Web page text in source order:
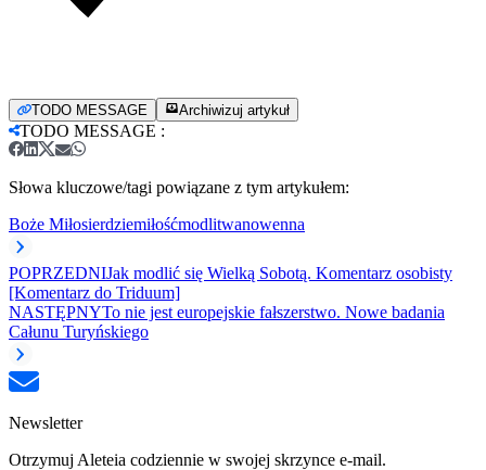
TODO MESSAGE Archiwizuj artykuł
TODO MESSAGE :
Słowa kluczowe/tagi powiązane z tym artykułem:
Boże Miłosierdziemiłośćmodlitwanowenna
POPRZEDNIJak modlić się Wielką Sobotą. Komentarz osobisty
[Komentarz do Triduum]
NASTĘPNYTo nie jest europejskie fałszerstwo. Nowe badania
Całunu Turyńskiego
Newsletter
Otrzymuj Aleteia codziennie w swojej skrzynce e-mail.